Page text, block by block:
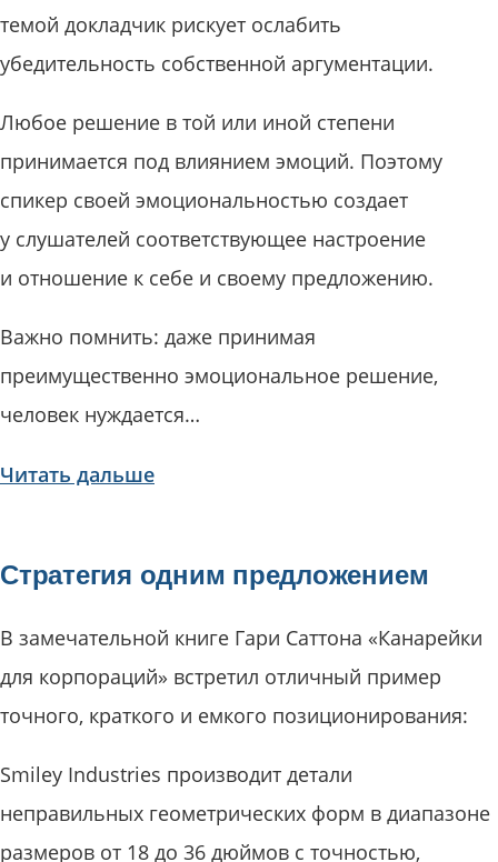
темой докладчик рискует ослабить
убедительность собственной аргументации.
Любое решение в той или иной степени
принимается под влиянием эмоций. Поэтому
спикер своей эмоциональностью создает
у слушателей соответствующее настроение
и отношение к себе и своему предложению.
Важно помнить: даже принимая
преимущественно эмоциональное решение,
человек нуждается…
Читать дальше
Стратегия одним предложением
В замечательной книге Гари Саттона «Канарейки
для корпораций» встретил отличный пример
точного, краткого и емкого позиционирования:
Smiley Industries производит детали
неправильных геометрических форм в диапазоне
размеров от 18 до 36 дюймов с точностью,